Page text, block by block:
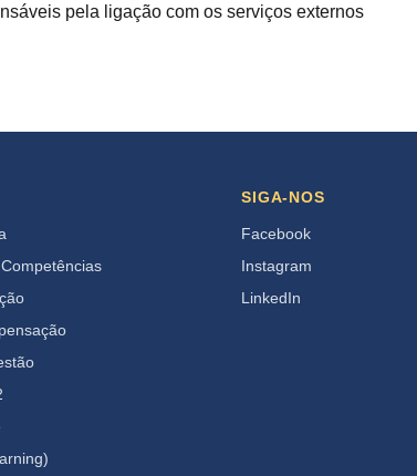
pela ligação com os serviços externos
SIGA-NOS
Facebook
Instagram
LinkedIn